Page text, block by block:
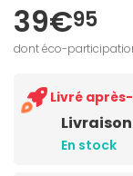
39€95
dont éco-
En stock
Livré